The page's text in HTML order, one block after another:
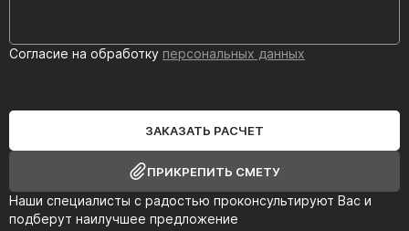
Наши специалисты с радостью проконсультируют Вас и
подберут наилучшее предложение
Согласие на обработку персональных данных
ЗАКАЗАТЬ РАСЧЕТ
ПРИКРЕПИТЬ СМЕТУ